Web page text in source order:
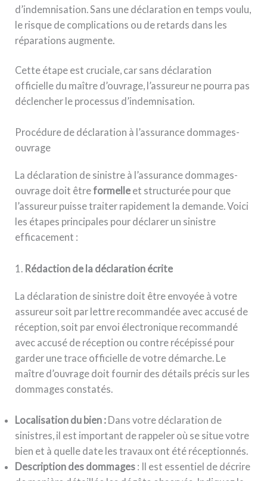
d’indemnisation. Sans une déclaration en temps voulu,
le risque de complications ou de retards dans les
réparations augmente.
Cette étape est cruciale, car sans déclaration
officielle du maître d’ouvrage, l’assureur ne pourra pas
déclencher le processus d’indemnisation.
Procédure de déclaration à l’assurance dommages-
ouvrage
La déclaration de sinistre à l’assurance dommages-
ouvrage doit êtreformelle et structurée pour que
l’assureur puisse traiter rapidement la demande. Voici
les étapes principales pour déclarer un sinistre
efficacement :
1. Rédaction de la déclaration écrite
La déclaration de sinistre doit être envoyée à votre
assureur soit par lettre recommandée avec accusé de
réception, soit par envoi électronique recommandé
avec accusé de réception ou contre récépissé pour
garder une trace officielle de votre démarche. Le
maître d’ouvrage doit fournir des détails précis sur les
dommages constatés.
Localisation du bien : Dans votre déclaration de
sinistres, il est important de rappeler où se situe votre
bien et à quelle date les travaux ont été réceptionnés.
Description des dommages : Il est essentiel de décrire